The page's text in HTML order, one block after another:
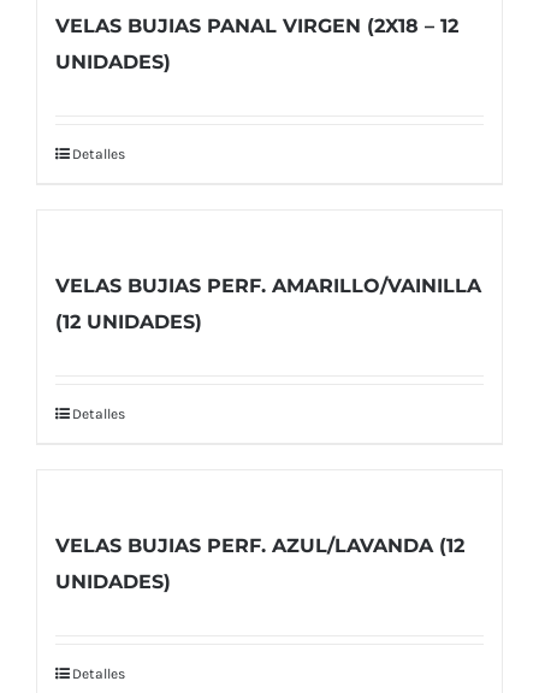
VELAS BUJIAS PANAL VIRGEN (2X18 – 12
UNIDADES)
Detalles
VELAS BUJIAS PERF. AMARILLO/VAINILLA
(12 UNIDADES)
Detalles
VELAS BUJIAS PERF. AZUL/LAVANDA (12
UNIDADES)
Detalles